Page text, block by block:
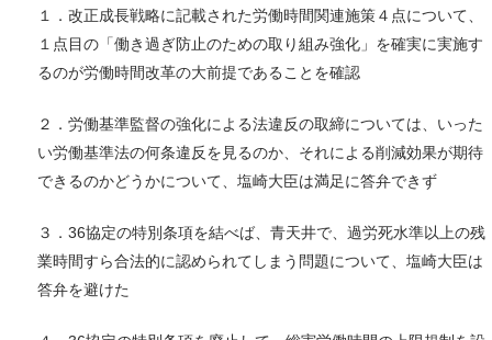
１．改正成長戦略に記載された労働時間関連施策４点について、
１点目の「働き過ぎ防止のための取り組み強化」を確実に実施す
るのが労働時間改革の大前提であることを確認
２．労働基準監督の強化による法違反の取締については、いった
い労働基準法の何条違反を見るのか、それによる削減効果が期待
できるのかどうかについて、塩崎大臣は満足に答弁できず
３．36協定の特別条項を結べば、青天井で、過労死水準以上の残
業時間すら合法的に認められてしまう問題について、塩崎大臣は
答弁を避けた